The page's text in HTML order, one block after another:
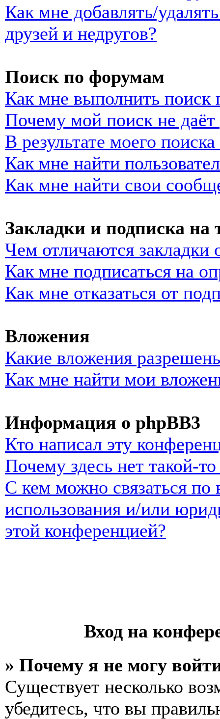
Как мне добавлять/
друзей и недругов?
Поиск по форумам
Как мне выполнить
Почему мой поиск не даёт
В результате моего
Как мне найти
Как мне найти свои
Закладки и подписка на
Чем отличаются закладки
Как мне подписаться на
Как мне отказаться от
Вложения
Какие вложения
Как мне найти мои
Информация о phpBB3
Кто написал эту
Почему здесь нет такой-
С кем можно связаться по
использования и/или
этой конференцией?
Вход на
» Почему я не могу
Существует несколько
убедитесь, что вы